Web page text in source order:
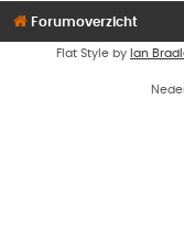
Forumoverzicht
Flat Style by Ian